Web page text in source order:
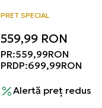
PRET SPECIAL
559,99 RON
PR:559,99RON
PRDP:699,99RON
Alertă preț redus